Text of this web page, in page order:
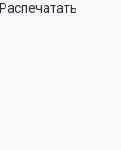
Распечатать